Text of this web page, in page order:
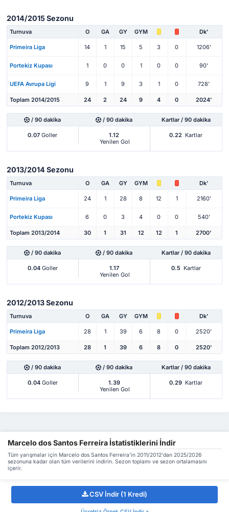
2014/2015 Sezonu
Turnuva O GA GY GYM Dk'
Primeira Liga 14 1 15 5 3 0 1206'
Portekiz Kupası 1 0 0 1 0 0 90'
UEFA Avrupa Ligi 9 1 9 3 1 0 728'
Toplam 2014/2015 24 2 24 9 4 0 2024'
/ 90 dakika / 90 dakika Kartlar / 90 dakika
0.07 Goller
1.12
Yenilen Gol
0.22 Kartlar
2013/2014 Sezonu
Turnuva O GA GY GYM Dk'
Primeira Liga 24 1 28 8 12 1 2160'
Portekiz Kupası 6 0 3 4 0 0 540'
Toplam 2013/2014 30 1 31 12 12 1 2700'
/ 90 dakika / 90 dakika Kartlar / 90 dakika
0.04Goller
1.17
Yenilen Gol
0.5 Kartlar
2012/2013 Sezonu
Turnuva O GA GY GYM Dk'
Primeira Liga 28 1 39 6 8 0 2520'
Toplam 2012/2013 28 1 39 6 8 0 2520'
/ 90 dakika / 90 dakika Kartlar / 90 dakika
0.04Goller
1.39
Yenilen Gol
0.29 Kartlar
Marcelo dos Santos Ferreira İstatistiklerini İndir
Tüm yarışmalar için Marcelo dos Santos Ferreira'in 2011/2012'dan 2025/2026
sezonuna kadar olan tüm verilerini indirin. Sezon toplamı ve sezon ortalamasını
içerir.
CSV İndir (1 Kredi)